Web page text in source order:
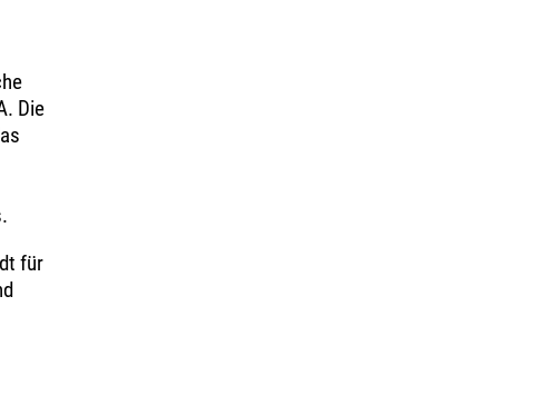
Die
für